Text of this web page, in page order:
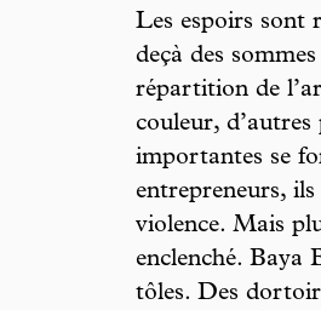
Les espoirs sont
deçà des
répartition de
couleur,
importantes se
entrepreneurs,
violence. Mais
enclenché. Baya
tôles. Des